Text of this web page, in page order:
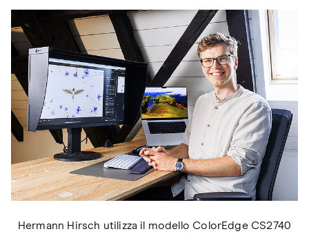
Hermann Hirsch utilizza il modello ColorEdge CS2740